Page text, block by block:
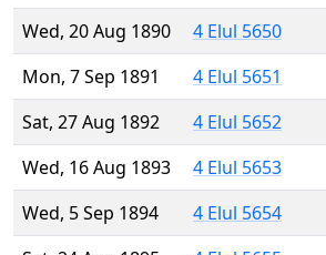
Wed, 20 Aug 1890
4 Elul 5650
Mon, 7 Sep 1891
4 Elul 5651
Sat, 27 Aug 1892
4 Elul 5652
Wed, 16 Aug 1893
4 Elul 5653
Wed, 5 Sep 1894
4 Elul 5654